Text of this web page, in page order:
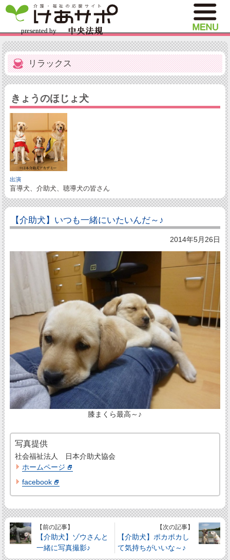
リラックス
きょうのほじょ犬
出演
盲導犬、介助犬、聴導犬の皆さん
【介助犬】いつも一緒にいたいんだ～♪
2014年5月26日
膝まくら最高～♪
写真提供
社会福祉法人 日本介助犬協会
ホームページ
facebook
【前の記事】
【介助犬】ゾウさんと
一緒に写真撮影♪
【次の記事】
【介助犬】ポカポカし
て気持ちがいいな～♪